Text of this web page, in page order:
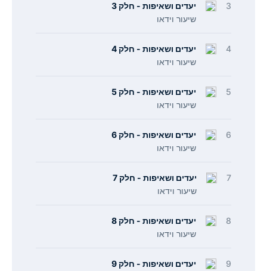
3
יעדים ושאיפות - חלק 3
שיעור וידאו
4
יעדים ושאיפות - חלק 4
שיעור וידאו
5
יעדים ושאיפות - חלק 5
שיעור וידאו
6
יעדים ושאיפות - חלק 6
שיעור וידאו
7
יעדים ושאיפות - חלק 7
שיעור וידאו
8
יעדים ושאיפות - חלק 8
שיעור וידאו
9
יעדים ושאיפות - חלק 9